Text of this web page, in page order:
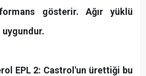
gösterir. Ağır yüklü
EPL 2: Castrol'un ürettiği bu